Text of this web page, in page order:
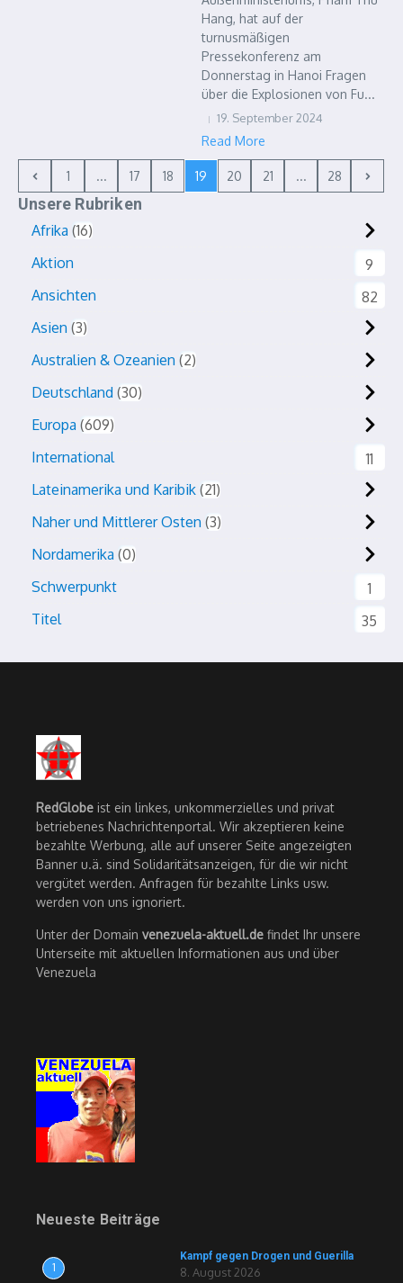
Hang, hat auf der
turnusmäßigen
Pressekonferenz am
Donnerstag in Hanoi Fragen
über die Explosionen von Fu...
19. September 2024
Read More
1 ... 17 18 19 20 21 ... 28
Unsere Rubriken
Afrika 16
Aktion
9
Ansichten
82
Asien 3
Australien & Ozeanien 2
Deutschland 30
Europa 609
International
11
Lateinamerika und Karibik 21
Naher und Mittlerer Osten 3
Nordamerika 0
Schwerpunkt
1
Titel
35
RedGlobe ist ein linkes, unkommerzielles und privat
betriebenes Nachrichtenportal. Wir akzeptieren keine
bezahlte Werbung, alle auf unserer Seite angezeigten
Banner u.ä. sind Solidaritätsanzeigen, für die wir nicht
vergütet werden. Anfragen für bezahlte Links usw.
werden von uns ignoriert.
Unter der Domain venezuela-aktuell.de findet Ihr unsere
Unterseite mit aktuellen Informationen aus und über
Venezuela
Neueste Beiträge
1
Kampf gegen Drogen und Guerilla
8. August 2026